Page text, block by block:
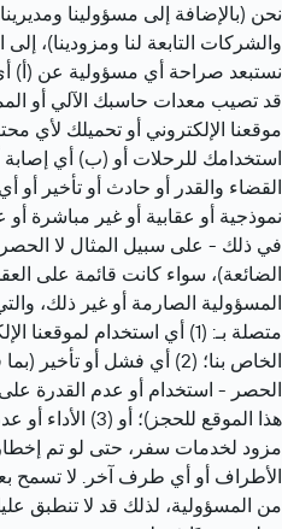
نحن (بالإضافة إلى مسؤولينا
والشركات التابعة لنا ومزودينا)،
نستبعد صراحة أي مسؤولية عن (أ)
قد تصيب معدات حاسبك الآلي أو
موقعنا الإلكتروني أو تحميلك لأي
استخدامك للرحلات أو (ب) أي إصابة
القضاء والقدر أو حادث أو تأخير أو
نموذجية أو عقابية أو غير مباشرة
في ذلك - على سبيل المثال لا الحصر
الضائعة)، سواء كانت قائمة على
المسؤولية الصارمة أو غير ذلك،
متصلة بـ: (1) أي استخدام
الخاص بنا؛ (2) أي فشل أو
الحصر - استخدام أو عدم القدرة
هذا الموقع
مزود لخدمات سفر، حتى لو تم
الأطراف أو أي طرف آخر. لا تسمح بعض
من المسؤولية، لذلك قد لا تنطبق